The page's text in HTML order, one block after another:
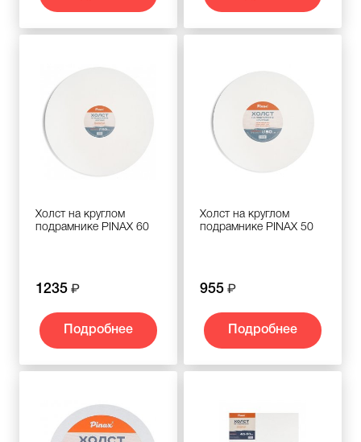
Холст на круглом
подрамнике PINAX 60
1235
Подробнее
Холст на круглом
подрамнике PINAX 50
955
Подробнее